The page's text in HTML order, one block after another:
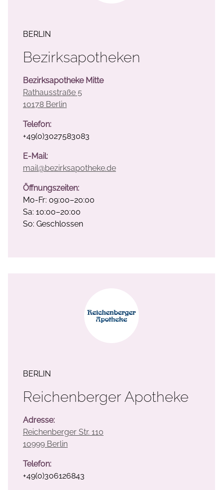
BERLIN
Bezirksapotheken
Bezirksapotheke Mitte
Rathausstraße 5
10178 Berlin
Telefon:
+49(0)3027583083
E-Mail:
mail@bezirksapotheke.de
Öffnungszeiten:
Mo-Fr: 09:00–20:00
Sa: 10:00–20:00
So: Geschlossen
BERLIN
Reichenberger Apotheke
Adresse:
Reichenberger Str. 110
10999 Berlin
Telefon:
+49(0)306126843